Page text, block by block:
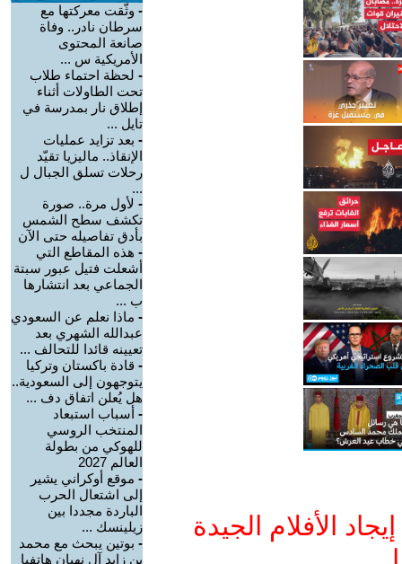
الأفلام الجيدة
- وثّقت معركتها مع
سرطان نادر.. وفاة
صانعة المحتوى
الأمريكية س ...
- لحظة احتماء طلاب
تحت الطاولات أثناء
إطلاق نار بمدرسة في
تايل ...
- بعد تزايد عمليات
الإنقاذ.. ماليزيا تقيّد
رحلات تسلق الجبال ل
...
- لأول مرة.. صورة
تكشف سطح الشمس
بأدق تفاصيله حتى الآن
- هذه المقاطع التي
أشعلت فتيل عبور سبتة
الجماعي بعد انتشارها
ب ...
- ماذا نعلم عن السعودي
عبدالله الشهري بعد
تعيينه قائدا للتحالف ...
- قادة باكستان وتركيا
يتوجهون إلى السعودية..
هل يُعلن اتفاق دف ...
- أسباب استبعاد
المنتخب الروسي
للهوكي من بطولة
العالم 2027
- موقع أوكراني يشير
إلى اشتعال الحرب
الباردة مجددا بين
زيلينسك ...
- بوتين يبحث مع محمد
بن زايد آل نهيان هاتفيا